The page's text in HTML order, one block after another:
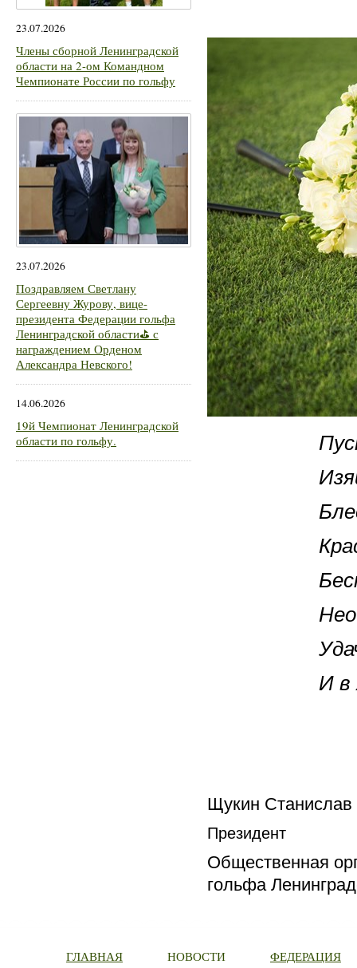
23.07.2026
Члены сборной Ленинградской
области на 2-ом Командном
Чемпионате России по гольфу
23.07.2026
Поздравляем Светлану
Сергеевну Журову, вице-
президента Федерации гольфа
Ленинградской области⛳ с
награждением Орденом
Александра Невского!
14.06.2026
19й Чемпионат Ленинградской
области по гольфу.
Пусть в
Изящно!
Красиво!
Удачно!
И в жизни
Щукин
Президент
Общественная
гольфа
ГЛАВНАЯ НОВОСТИ ФЕДЕРАЦИЯ